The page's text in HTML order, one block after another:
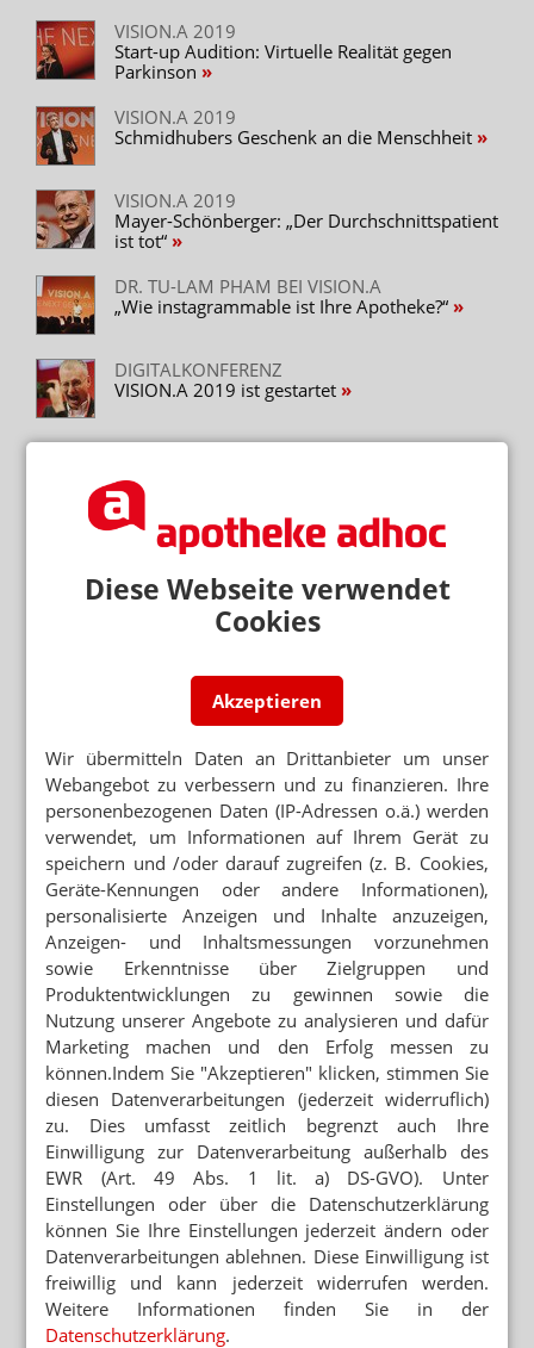
Diese Webseite verwendet
Cookies
Akzeptieren
Wir übermitteln Daten an Drittanbieter um unser
Webangebot zu verbessern und zu finanzieren. Ihre
personenbezogenen Daten (IP-Adressen o.ä.) werden
verwendet, um Informationen auf Ihrem Gerät zu
speichern und /oder darauf zugreifen (z. B. Cookies,
Geräte-Kennungen oder andere Informationen),
personalisierte Anzeigen und Inhalte anzuzeigen,
Anzeigen- und Inhaltsmessungen vorzunehmen
sowie Erkenntnisse über Zielgruppen und
Produktentwicklungen zu gewinnen sowie die
Nutzung unserer Angebote zu analysieren und dafür
Marketing machen und den Erfolg messen zu
können.Indem Sie "Akzeptieren" klicken, stimmen Sie
diesen Datenverarbeitungen (jederzeit widerruflich)
zu. Dies umfasst zeitlich begrenzt auch Ihre
Einwilligung zur Datenverarbeitung außerhalb des
EWR (Art. 49 Abs. 1 lit. a) DS-GVO). Unter
Einstellungen oder über die Datenschutzerklärung
können Sie Ihre Einstellungen jederzeit ändern oder
Datenverarbeitungen ablehnen. Diese Einwilligung ist
freiwillig und kann jederzeit widerrufen werden.
Weitere Informationen finden Sie in der
Datenschutzerklärung.
VISION.A 2019
Start-up Audition: Virtuelle Realität gegen
Parkinson
VISION.A 2019
Schmidhubers Geschenk an die Menschheit
VISION.A 2019
Mayer-Schönberger: „Der Durchschnittspatient
ist tot“
DR. TU-LAM PHAM BEI VISION.A
„Wie instagrammable ist Ihre Apotheke?“
DIGITALKONFERENZ
VISION.A 2019 ist gestartet
Neuere Artikel zum Thema
DIGITALKONFERENZ
VISION.A 2020: Alles auf Kommunikation
ABRECHNUNGSZENTRUM
Noventi erklärt Studenten die
Rezeptabrechnung
VISION.A AWARDS
Moio: Ein Pflaster, das auf Menschen aufpasst
DIGITALKONFERENZ
VISION.A: Awardverleihung mit Schwung
DIGITALKONFERENZ
VISION.A: Der Video-Rückblick
DIGITALKONFERENZ
Apotheke digital: Die Tipps der VISION.A-
Speaker
GALLERY OF INSPIRATION
Ein Herz im 3D-Druck
Mehr zum Thema
DAC/NRF
Wässrige Lösung: Captopril mag es kühl
PARTNER VON RX-PLATTFORMEN
Abnehmspritzen: Reimporteur spielt Versandapotheke